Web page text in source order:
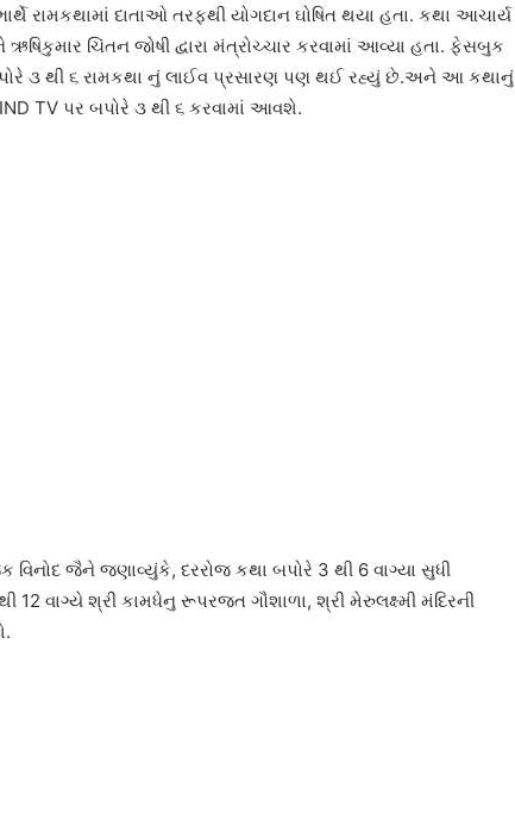
રામકથામાં દાતાઓ તરફથી યોગદાન ઘોષિત થયા હતા. કથા આચાર્ય
ચિંતન જોષી દ્વારા મંત્રોચ્ચાર કરવામાં આવ્યા હતા. ફેસબુક
૩ થી ૬ રામકથા નું લાઈવ પ્રસારણ પણ થઈ રહ્યું છે.અને આ કથાનું
TV પર બપોરે ૩ થી ૬ કરવામાં આવશે.
જૈને જણાવ્યુંકે, દરરોજ કથા બપોરે 3 થી 6 વાગ્યા સુધી
12 વાગ્યે શ્રી કામધેનુ રૂપરજત ગૌશાળા, શ્રી મેરુલક્ષ્મી મંદિરની